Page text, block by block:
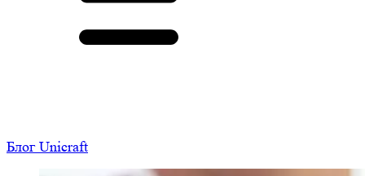
Блог Unicraft